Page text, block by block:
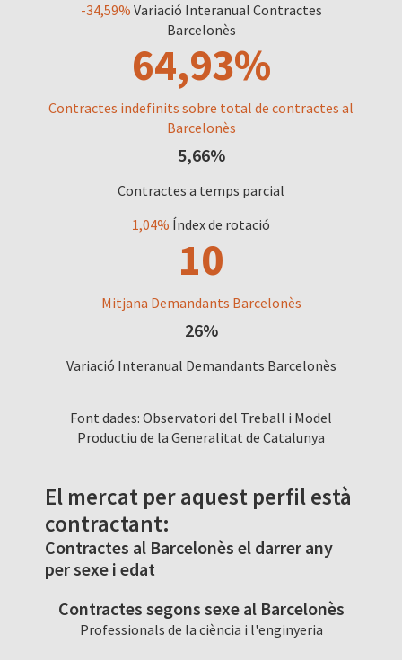
-34,59% Variació Interanual Contractes
Barcelonès
64,93%
Contractes indefinits sobre total de contractes al
Barcelonès
5,66%
Contractes a temps parcial
1,04% Índex de rotació
10
Mitjana Demandants Barcelonès
26%
Variació Interanual Demandants Barcelonès
Font dades: Observatori del Treball i Model
Productiu de la Generalitat de Catalunya
El mercat per aquest perfil està
contractant:
Contractes al Barcelonès el darrer any
per sexe i edat
Contractes segons sexe al Barcelonès
Professionals de la ciència i l'enginyeria